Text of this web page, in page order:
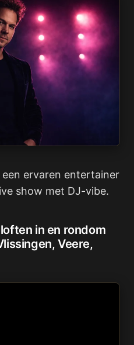
ervaren entertainer
show met DJ-vibe.
in en rondom
Veere,